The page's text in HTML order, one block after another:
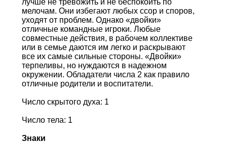
мелочам. Они избегают любых ссор и споров,
уходят от проблем. Однако «двойки»
отличные командные игроки. Любые
совместные действия, в рабочем коллективе
или в семье даются им легко и раскрывают
все их самые сильные стороны. «Двойки»
терпеливы, но нуждаются в надежном
окружении. Обладатели числа 2 как правило
отличные родители и воспитатели.
Число скрытого духа: 1
Число тела: 1
Знаки